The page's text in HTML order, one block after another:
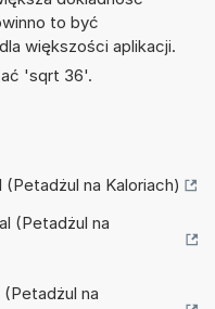
to być
większości aplikacji.
'sqrt 36'.
na Kaloriach)
(Petadżul na
(Petadżul na